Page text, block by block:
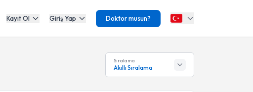
Kayıt Ol Giriş Yap Doktor musun?
Sıralama
Akıllı Sıralama